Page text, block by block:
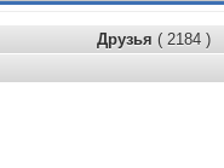
Друзья ( 2184 )